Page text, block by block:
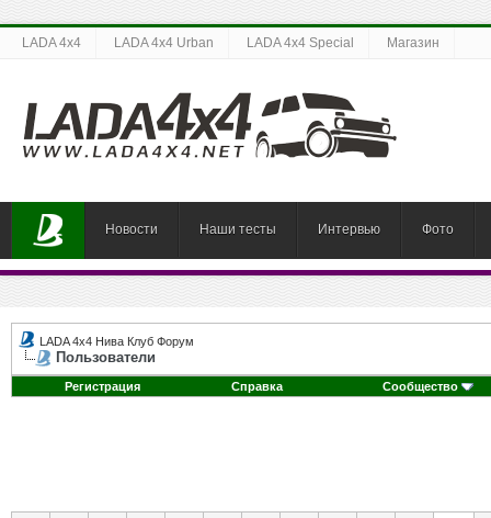
LADA 4x4 LADA 4x4 Urban LADA 4x4 Special Магазин
Новости Наши тесты Интервью Фото
LADA 4x4 Нива Клуб Форум
Пользователи
Регистрация Справка Сообщество